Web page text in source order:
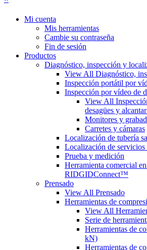
Mi cuenta
Mis herramientas
Cambie su contraseña
Fin de sesión
Productos
Diagnóstico, inspección y
View All Diagnóstico,
Inspección portátil por
Inspección por vídeo de
View All
desagües y
Monitores y
Carretes y cámaras
Localización de tubería
Localización de
Prueba y medición
Herramienta comercial
RIDGIDConnect™
Prensado
View All Prensado
Herramientas de
View All
Serie de
Herramientas de
kN)
Herramientas de